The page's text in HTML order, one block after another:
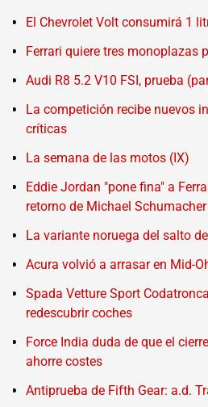
El Chevrolet Volt consumirá 1
Ferrari quiere tres monoplazas
Audi R8 5.2 V10 FSI, prueba
La competición recibe nuevos
críticas
La semana de las motos (IX)
Eddie Jordan "pone fina" a
retorno de Michael Schumacher
La variante noruega del salto
Acura volvió a arrasar en Mid-
Spada Vetture Sport
redescubrir coches
Force India duda de que el
ahorre costes
Antiprueba de Fifth Gear: a.d.